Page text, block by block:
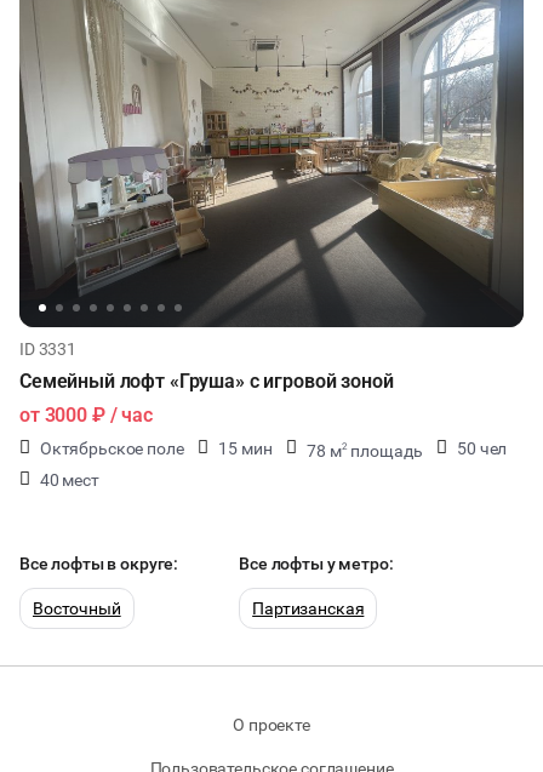
ID 3331
Семейный лофт «Груша» с игровой зоной
от 3000 ₽/ час
Октябрьское поле 15 мин 78 м2 площадь
50 чел
40 мест
Все лофты в округе:
Восточный
Все лофты у метро:
Партизанская
О проекте